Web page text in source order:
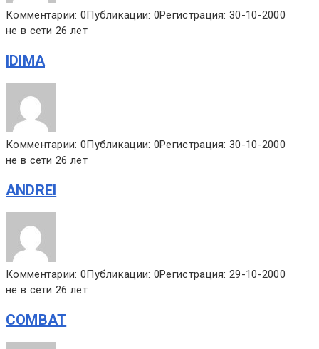
Комментарии: 0 Публикации: 0Регистрация: 30-10-2000
не в сети 26 лет
IDIMA
Комментарии: 0 Публикации: 0Регистрация: 30-10-2000
не в сети 26 лет
ANDREI
Комментарии: 0 Публикации: 0Регистрация: 29-10-2000
не в сети 26 лет
COMBAT